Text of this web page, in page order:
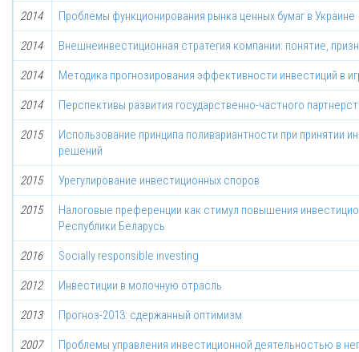
2014 Проблемы функционирования рынка ценных бумаг в Украине
2014 Внешнеинвестиционная стратегия компании: понятие,
2014 Методика прогнозирования эффективности инвестиций в
2014 Перспективы развития государственно-частного
2015
Использование принципа поливариантности при принятии
решений
2015 Урегулирование инвестиционных споров
2015
Налоговые преференции как стимул повышения
Республики Беларусь
2016 Socially responsible investing
2012 Инвестиции в молочную отрасль
2013 Прогноз-2013: сдержанный оптимизм
2007
Проблемы управления инвестиционной деятельностью в